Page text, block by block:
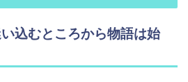
込むところから物語は始